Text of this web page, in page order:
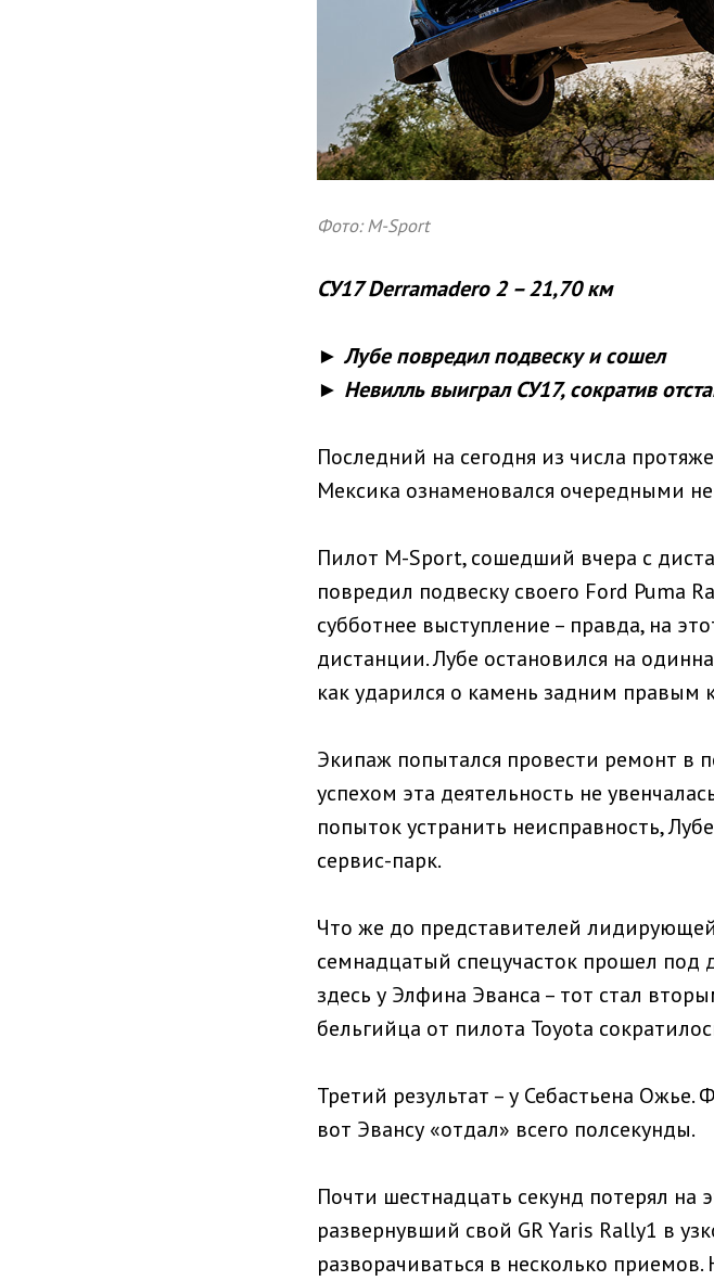
Фото: M-Sport
СУ17 Derramadero 2 – 21,70 км
► Лубе повредил подвеску и сошел
► Невилль выиграл СУ17, сократив
Последний на сегодня из числа
Мексика ознаменовался очередными
Пилот M-Sport, сошедший вчера с
повредил подвеску своего Ford Puma
субботнее выступление – правда, на
дистанции. Лубе остановился на
как ударился о камень задним правым
Экипаж попытался провести ремонт в
успехом эта деятельность не
попыток устранить неисправность,
сервис-парк.
Что же до представителей
семнадцатый спецучасток прошел под
здесь у Элфина Эванса – тот стал
бельгийца от пилота Toyota
Третий результат – у Себастьена
вот Эвансу «отдал» всего полсекунды.
Почти шестнадцать секунд потерял на
развернувший свой GR Yaris Rally1 в
разворачиваться в несколько